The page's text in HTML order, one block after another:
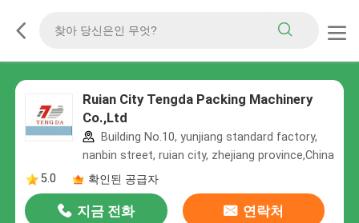
Ruian City Tengda Packing Machinery
Co.,Ltd
Building No.10, yunjiang standard factory,
nanbin street, ruian city, zhejiang province,China
5.0
확인된 공급자
지금 전화 연락처